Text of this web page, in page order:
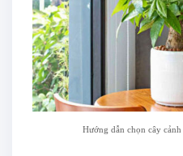
Hướng dẫn chọn cây